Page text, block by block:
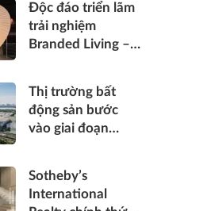
từng điểm chạm
Độc đáo triển lãm
trải nghiệm
Branded Living –
“thấu cảm” tinh
hoa về không gian
sống hàng hiệu
Thị trường bất
động sản bước
vào giai đoạn
đang dành cho ai?
Sotheby’s
International